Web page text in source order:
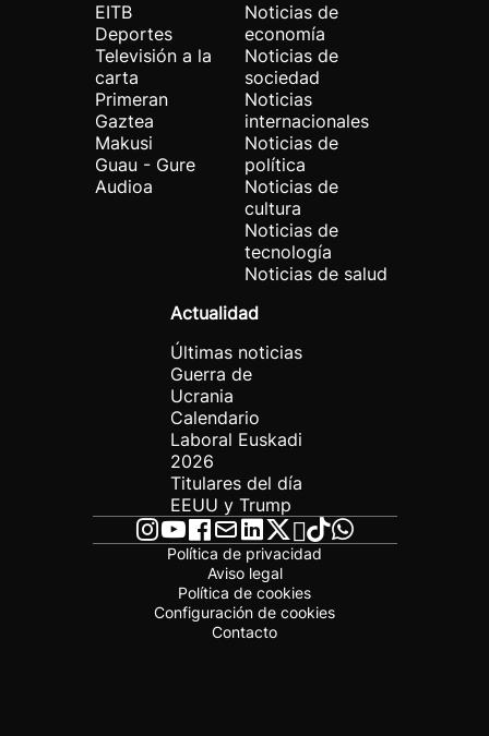
EITB
Deportes
Televisión a la
carta
Primeran
Gaztea
Makusi
Guau - Gure
Audioa
Noticias de
economía
Noticias de
sociedad
Noticias
internacionales
Noticias de
política
Noticias de
cultura
Noticias de
tecnología
Noticias de salud
Actualidad
Últimas noticias
Guerra de
Ucrania
Calendario
Laboral Euskadi
2026
Titulares del día
EEUU y Trump
Política de privacidad
Aviso legal
Política de cookies
Configuración de cookies
Contacto